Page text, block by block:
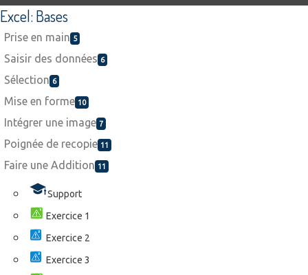
Excel: Bases
Prise en main 5
Saisir des données 6
Sélection 6
Mise en forme 10
Intégrer une image 7
Poignée de recopie 11
Faire une Addition 11
Support
Exercice 1
Exercice 2
Exercice 3